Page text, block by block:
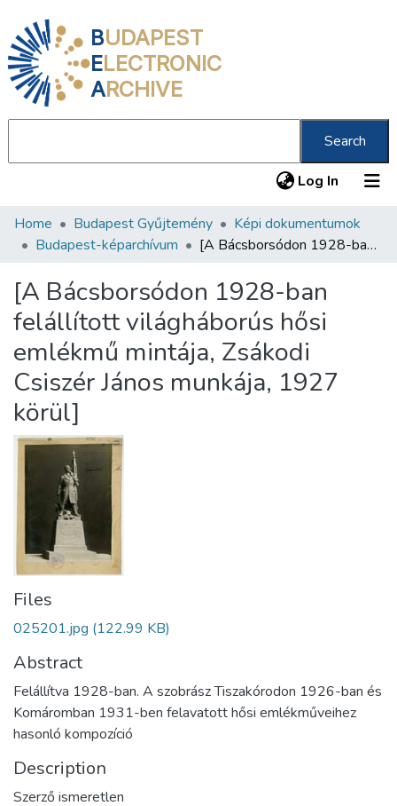
BUDAPEST
ELECTRONIC
ARCHIVE
Search
Log In (current)
Communities & Collections
Statistics
About us
Home Budapest Gyűjtemény
Képi dokumentumok
Budapest-képarchívum
[A Bácsborsódon 1928-ban felállított világháborús hősi emlékmű mintája, Zsákodi Csiszér János munkája, 1927 körül]
[A Bácsborsódon 1928-ban
felállított világháborús hősi
emlékmű mintája, Zsákodi
Csiszér János munkája, 1927
körül]
Files
025201.jpg (122.99 KB)
Abstract
Felállítva 1928-ban. A szobrász Tiszakórodon 1926-ban és
Komáromban 1931-ben felavatott hősi emlékműveihez
hasonló kompozíció
Description
Szerző ismeretlen